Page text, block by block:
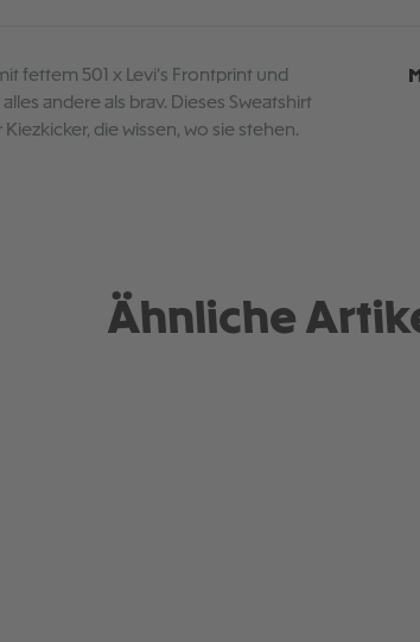
fettem 501 x Levi’s Frontprint und
andere als brav. Dieses Sweatshirt
die wissen, wo sie stehen.
Ähnliche